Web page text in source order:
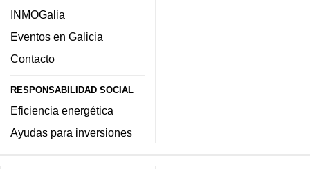
INMOGalia
Eventos en Galicia
Contacto
RESPONSABILIDAD SOCIAL
Eficiencia energética
Ayudas para inversiones